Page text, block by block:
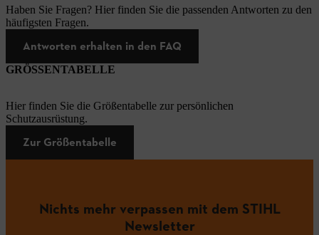
Haben Sie Fragen? Hier finden Sie die passenden Antworten zu den
häufigsten Fragen.
Antworten erhalten in den FAQ
GRÖSSENTABELLE
Hier finden Sie die Größentabelle zur persönlichen
Schutzausrüstung.
Zur Größentabelle
Nichts mehr verpassen mit dem STIHL
Newsletter